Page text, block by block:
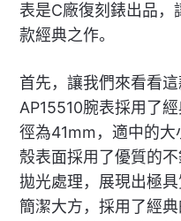
表是C廠復刻錶出品，
款經典之作。
首先，讓我們來看看
AP15510腕表採用了
徑為41mm，適中的
殼表面採用了優質的
拋光處理，展現出極
簡潔大方，採用了經